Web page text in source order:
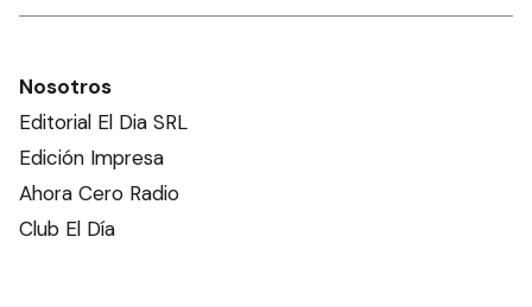
Nosotros
Editorial El Dia SRL
Edición Impresa
Ahora Cero Radio
Club El Día